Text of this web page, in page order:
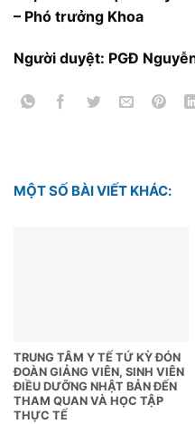
– Phó trưởng Khoa
Người duyệt: PGĐ
MỘT SỐ BÀI VIẾT KHÁC:
TRUNG TÂM Y TẾ TỨ KỲ ĐÓN
ĐOÀN GIẢNG VIÊN, SINH VIÊN
ĐIỀU DƯỠNG NHẬT BẢN ĐẾN
THAM QUAN VÀ HỌC TẬP
THỰC TẾ